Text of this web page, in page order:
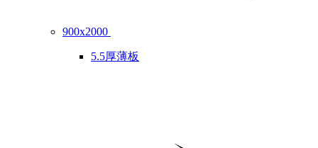
900x2000
5.5厚薄板